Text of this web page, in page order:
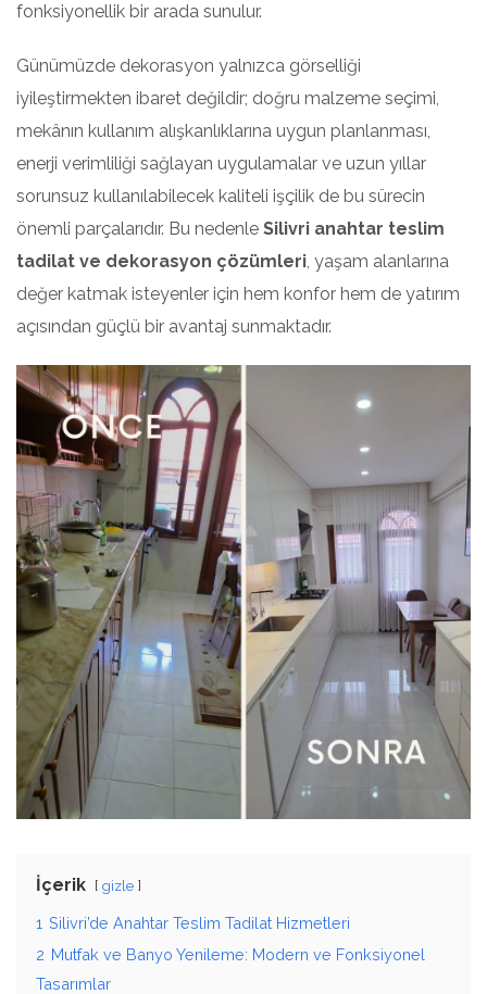
fonksiyonellik bir arada sunulur.
Günümüzde dekorasyon yalnızca görselliği
iyileştirmekten ibaret değildir; doğru malzeme seçimi,
mekânın kullanım alışkanlıklarına uygun planlanması,
enerji verimliliği sağlayan uygulamalar ve uzun yıllar
sorunsuz kullanılabilecek kaliteli işçilik de bu sürecin
önemli parçalarıdır. Bu nedenle Silivri anahtar teslim
tadilat ve dekorasyon çözümleri, yaşam alanlarına
değer katmak isteyenler için hem konfor hem de yatırım
açısından güçlü bir avantaj sunmaktadır.
İçerik gizle
1 Silivri’de Anahtar Teslim Tadilat Hizmetleri
2 Mutfak ve Banyo Yenileme: Modern ve Fonksiyonel
Tasarımlar